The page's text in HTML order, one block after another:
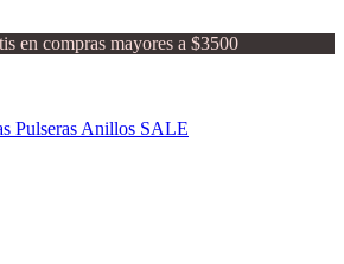
en compras mayores a $3500
Pulseras Anillos SALE